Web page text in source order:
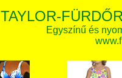
TAYLOR-
Egyszínű és